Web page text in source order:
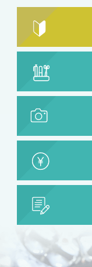
下まぶたのた
鼻の施術
鼻筋整え骨切り
鼻尖形成
小鼻縮小
鷲鼻整形
ガミースマイ
唇の整形